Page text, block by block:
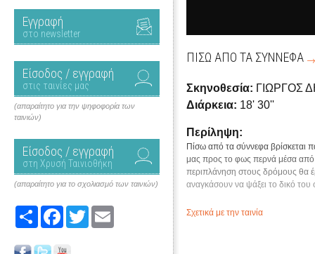
Εγγραφή
στο newsletter
Είσοδος / εγγραφή
στις ταινίες μας
(απαραίτητο για την ψηφοφορία των
ταινιών)
Είσοδος / εγγραφή
στη Χρυσή Ταινιοθήκη
(απαραίτητο για το σχολιασμό των ταινιών)
Share FacebookTwitter
ΠΙΣΩ ΑΠΟ ΤΑ ΣΥΝΝΕΦΑ
Σκηνοθεσία: ΓΙΩΡΓΟΣ
Διάρκεια: 18' 30''
Περίληψη:
Πίσω από τα σύννεφα βρίσκεται
μας προς το φως περνά μέσα από
περιπλάνηση στους δρόμους θα
αναγκάσουν να ψάξει το δικό
Σχετικά με την ταινία